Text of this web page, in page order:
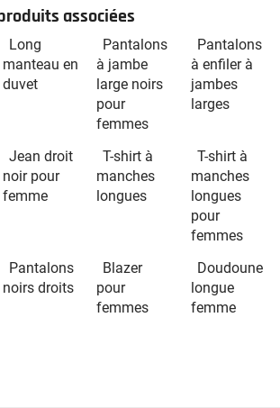
associées
Long
manteau en
duvet
Pantalons
à jambe
large noirs
pour
femmes
Pantalons
à enfiler à
jambes
larges
Jean droit
noir pour
femme
T-shirt à
manches
longues
T-shirt à
manches
longues
pour
femmes
Pantalons
noirs droits
Blazer
pour
femmes
Doudoune
longue
femme